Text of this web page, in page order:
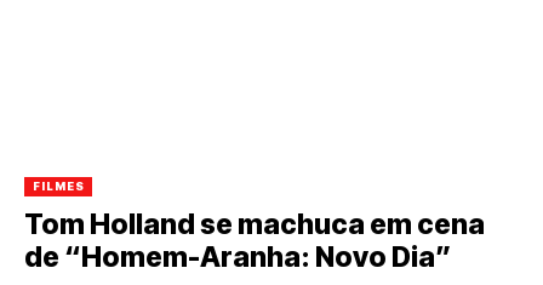
FILMES
Tom Holland se machuca em cena
de “Homem-Aranha: Novo Dia”